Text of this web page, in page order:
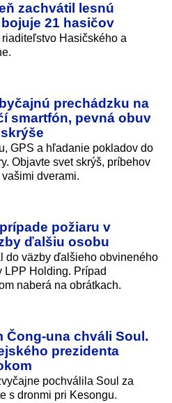
zachvátil lesnú
21 hasičov
Hasičského a
prechádzku na
smartfón, pevná obuv
GPS a hľadanie pokladov do
Objavte svet skrýš, príbehov
dverami.
požiaru v
ďalšiu osobu
do väzby ďalšieho obvineného
LPP Holding. Prípad
naberá na obrátkach.
Čong-una chváli Soul.
prezidenta
pochválila Soul za
s dronmi pri Kesongu.